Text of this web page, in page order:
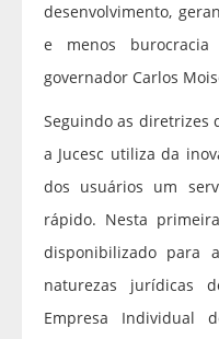
desenvolvimento,
e menos
governador Carlos
Seguindo as diretrizes
a Jucesc utiliza da
dos usuários um
rápido. Nesta
disponibilizado para
naturezas jurídicas
Empresa Individual